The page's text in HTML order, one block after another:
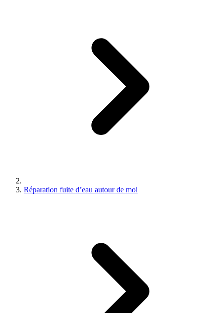
Réparation fuite d’eau autour de moi